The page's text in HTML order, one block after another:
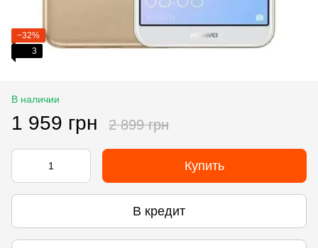
−32%
3
В наличии
1 959 грн 2 899 грн
Купить
В кредит